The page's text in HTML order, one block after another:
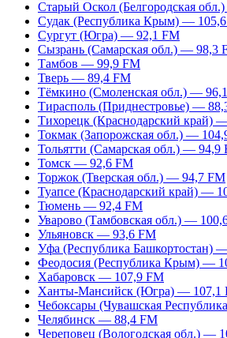
Старый Оскол (Белгородская
Судак (Республика Крым) —
Сургут (Югра) — 92,1 FM
Сызрань (Самарская обл.) — 98,3
Тамбов — 99,9 FM
Тверь — 89,4 FM
Тёмкино (Смоленская обл.) —
Тирасполь (Приднестровье) —
Тихорецк (Краснодарский край)
Токмак (Запорожская обл.) —
Тольятти (Самарская обл.) — 94,9
Томск — 92,6 FM
Торжок (Тверская обл.) — 94,7 FM
Туапсе (Краснодарский край) —
Тюмень — 92,4 FM
Уварово (Тамбовская обл.) —
Ульяновск — 93,6 FM
Уфа (Республика Башкортостан)
Феодосия (Республика Крым) —
Хабаровск — 107,9 FM
Ханты-Мансийск (Югра) — 107,1
Чебоксары (Чувашская
Челябинск — 88,4 FM
Череповец (Вологодская обл.) —